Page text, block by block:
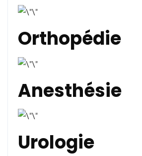
Orthopédie
Anesthésie
Urologie